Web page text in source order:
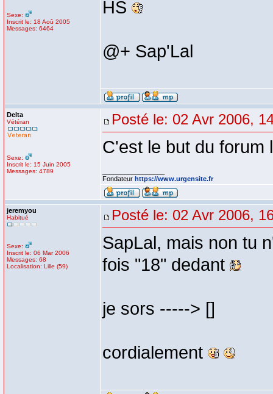
Sexe:
Inscrit le: 18 Aoû 2005
Messages: 6464
HS
@+ Sap'Lal
Delta
Vétéran
Sexe:
Inscrit le: 15 Juin 2005
Messages: 4789
Posté le: 02 Avr 2006,
C'est le but du forum
Fondateur https://www.urgensite.fr
jeremyou
Habitué
Sexe:
Inscrit le: 06 Mar 2006
Messages: 68
Localisation: Lille (59)
Posté le: 02 Avr 2006,
SapLal, mais non tu
fois "18" dedant
je sors -----> []
cordialement